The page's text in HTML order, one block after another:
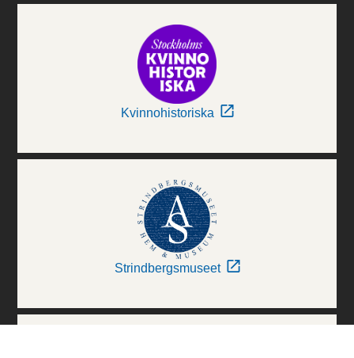
Kvinnohistoriska
Strindbergsmuseet